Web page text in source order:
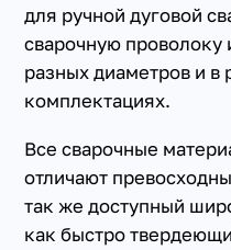
для ручной дуговой
сварочную
разных диаметров и в
комплектациях.
Все сварочные
отличают
так же доступный
как быстро